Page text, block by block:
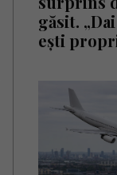
găsit.
ești